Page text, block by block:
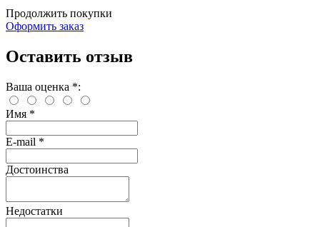
Продолжить покупки
Оформить заказ
Оставить отзыв
Ваша оценка *:
Имя *
E-mail *
Достоинства
Недостатки